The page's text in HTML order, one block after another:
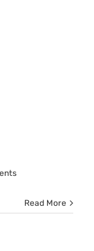
Read More